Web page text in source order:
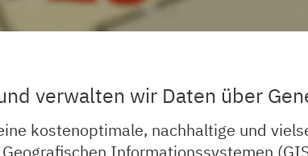
verwalten wir Daten über
kostenoptimale, nachhaltige und
Informationssystemen